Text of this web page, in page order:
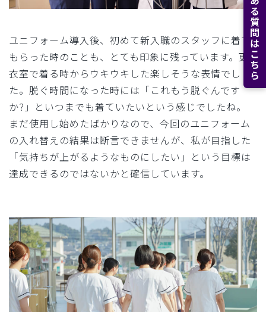
よくある質問はこちら
ユニフォーム導入後、初めて新入職のスタッフに着て
もらった時のことも、とても印象に残っています。更
衣室で着る時からウキウキした楽しそうな表情でし
た。脱ぐ時間になった時には「これもう脱ぐんです
か?」といつまでも着ていたいという感じでしたね。
まだ使用し始めたばかりなので、今回のユニフォーム
の入れ替えの結果は断言できませんが、私が目指した
「気持ちが上がるようなものにしたい」という目標は
達成できるのではないかと確信しています。